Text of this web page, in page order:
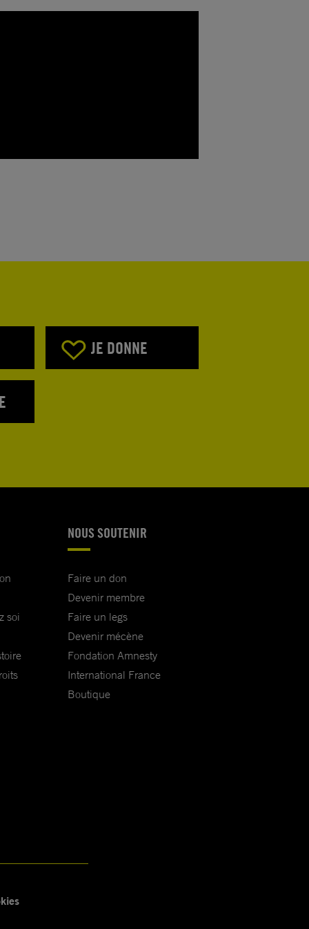
JE DONNE
soi
NOUS SOUTENIR
Faire un don
Devenir membre
Faire un legs
Devenir mécène
Fondation Amnesty
International France
Boutique